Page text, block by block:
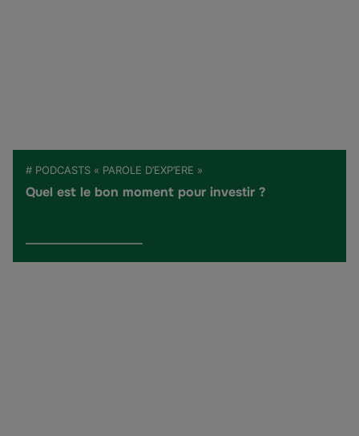
# PODCASTS « PAROLE D’EXP’ERE »
Quel est le bon moment pour investir ?